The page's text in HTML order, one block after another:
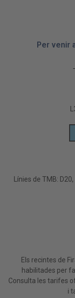
Per venir
Línies de TMB:
Els recintes de
habilitades per
Consulta les tarifes
i